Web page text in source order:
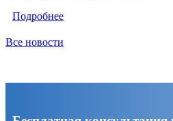
Подробнее
Все новости